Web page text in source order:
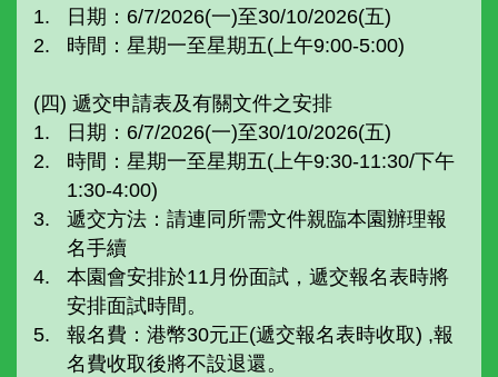
日期：6/7/2026(一)至30/10/2026(五)
時間：星期一至星期五(上午9:00-5:00)
(四) 遞交申請表及有關文件之安排
日期：6/7/2026(一)至30/10/2026(五)
時間：星期一至星期五(上午9:30-11:30/下午
1:30-4:00)
遞交方法：請連同所需文件親臨本園辦理報
名手續
本園會安排於11月份面試，遞交報名表時將
安排面試時間。
報名費：港幣30元正(遞交報名表時收取) ,報
名費收取後將不設退還。